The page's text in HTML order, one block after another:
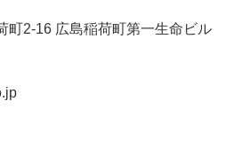
町2-16広島稲荷町第一生命ビル